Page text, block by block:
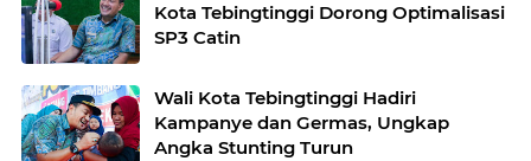
Kota Tebingtinggi Dorong Optimalisasi
SP3 Catin
Wali Kota Tebingtinggi Hadiri
Kampanye dan Germas, Ungkap
Angka Stunting Turun